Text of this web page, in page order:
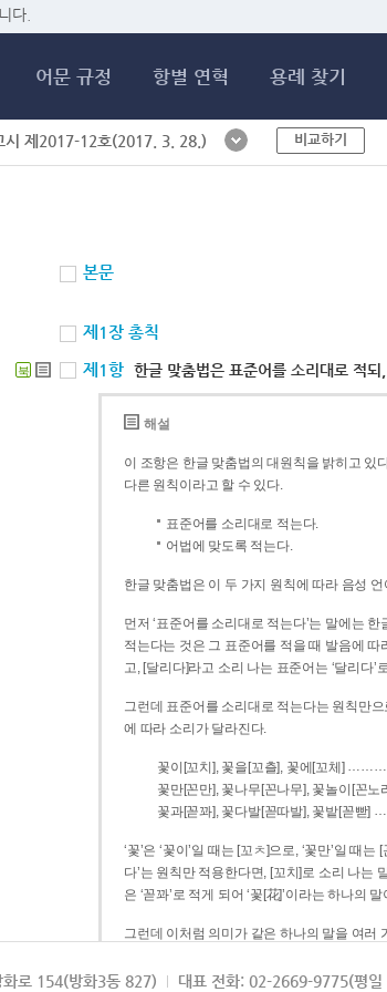
다.
어문 규정 항별 연혁 용례 찾기
시 제2017-12호(2017. 3. 28.) 비교하기
본문
제1장 총칙
북 제1항 한글 맞춤법은 표준어를 소리대로 적
해설
이 조항은 한글 맞춤법의 대원칙을 밝히고 있
다른 원칙이라고 할 수 있다.
표준어를 소리대로 적는다.
어법에 맞도록 적는다.
한글 맞춤법은 이 두 가지 원칙에 따라 음성
먼저 ‘표준어를 소리대로 적는다’는 말에는
적는다는 것은 그 표준어를 적을 때 발음에 따라 적는다는 뜻이다. 이를테면 [나무]
고, [달리다]라고 소리 나는 표준어는 ‘달리다’
그런데 표준어를 소리대로 적는다는 원칙만
에 따라 소리가 달라진다.
꽃이[꼬치], 꽃을[꼬츨], 꽃에[꼬체]
꽃만[꼰만], 꽃나무[꼰나무], 꽃놀이[꼰노
꽃과[꼳꽈], 꽃다발[꼳따발], 꽃밭[꼳빧]
‘꽃’은 ‘꽃이’일 때는 [꼬ㅊ]으로, ‘꽃만’일 때
다’는 원칙만 적용한다면, [꼬치]로 소리 나는 말은 ‘꼬치’로, [꼰만]으로 소리 나는 말은 ‘꼰만’
은 ‘꼳꽈’로 적게 되어 ‘꽃[花]’이라는 하나의
그런데 이처럼 의미가 같은 하나의 말을 여러
되게 적는 것이 의미를 파악하는 데 효과적이
로 154(방화3동 827) 대표 전화: 02-2669-9775(평